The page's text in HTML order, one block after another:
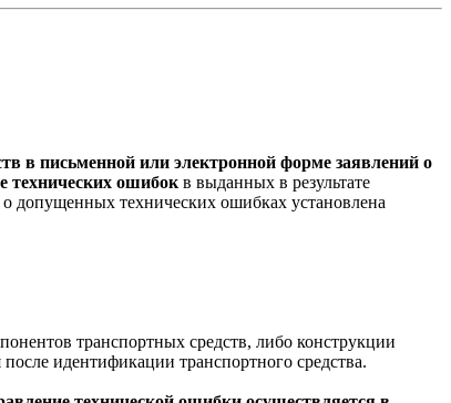
в письменной или электронной форме заявлений о
технических ошибокв выданных в результате
о допущенных технических ошибках установлена
транспортных средств, либо конструкции
идентификации транспортного средства.